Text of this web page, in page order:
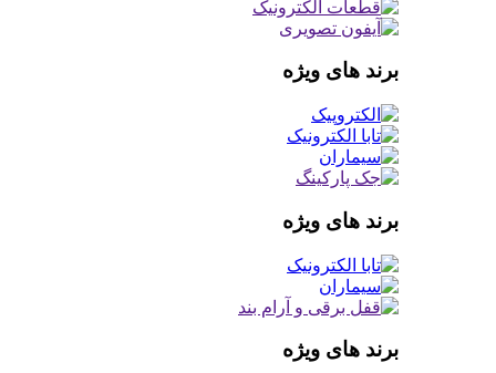
برند های ویژه
برند های ویژه
برند های ویژه